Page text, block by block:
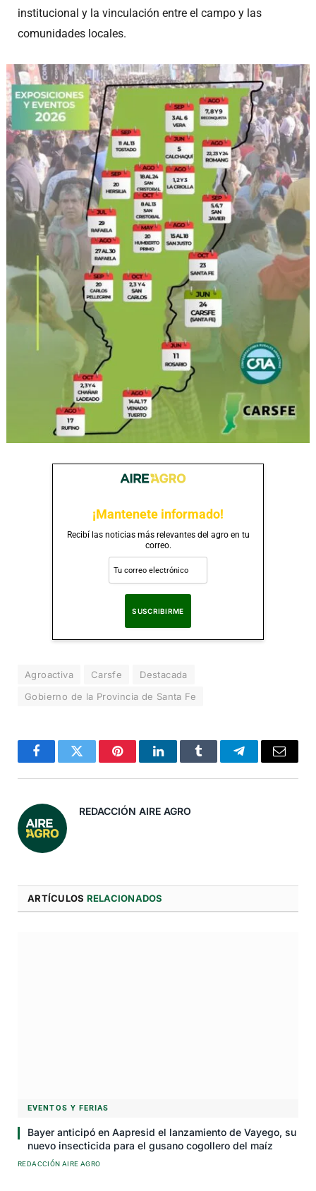
institucional y la vinculación entre el campo y las
comunidades locales.
¡Mantenete informado!
Recibí las noticias más relevantes del agro en tu
correo.
Agroactiva Carsfe
Destacada
Gobierno de la Provincia de Santa Fe
FacebookTwitter PinterestLinkedInTumblr TelegramCorreo
REDACCIÓN AIRE AGRO
ARTÍCULOS RELACIONADOS
EVENTOS Y FERIAS
Bayer anticipó en Aapresid el lanzamiento de Vayego, su
nuevo insecticida para el gusano cogollero del maíz
REDACCIÓN AIRE AGRO